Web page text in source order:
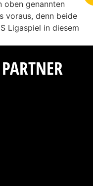
oben genannten
voraus, denn beide
Ligaspiel in diesem